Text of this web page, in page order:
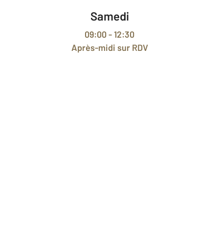
Samedi
09:00 - 12:30
Après-midi sur RDV